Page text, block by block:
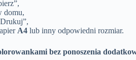
domu,
A4 lub inny odpowiedni rozmiar.
bez ponoszenia